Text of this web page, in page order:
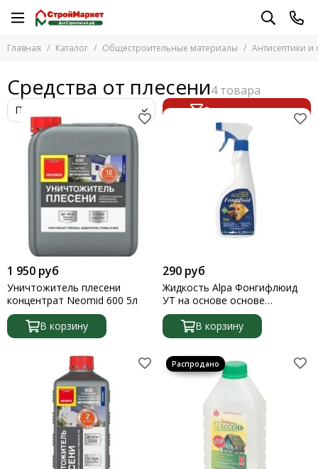
Общестроительные материалы
Антисептики и огнебиозащита
Pinotex
Tikkurila
Евротекс
Неомид
Сенеж
Средства от плесени
Экодом
Антисептики разное
Арматура стеклопластиковая
Блоки
Бордюры и тротуарная плитка
Винтовые сваи
Кирпич
Колпаки на столбы
Песок и щебень
Плиты ЦСП
Противоморозные добавки
Главная Каталог Общестроительные материалы Антисептики
Средства от плесени
Фильтр товаров
1 950 руб
Уничтожитель плесени
концентрат Neomid 600 5л
В корзину
290 руб
Жидкость Alpa Фонгифлюид
УТ на основе основе
противогрибковых и
противоплесневых
соединений соединений
В корзину